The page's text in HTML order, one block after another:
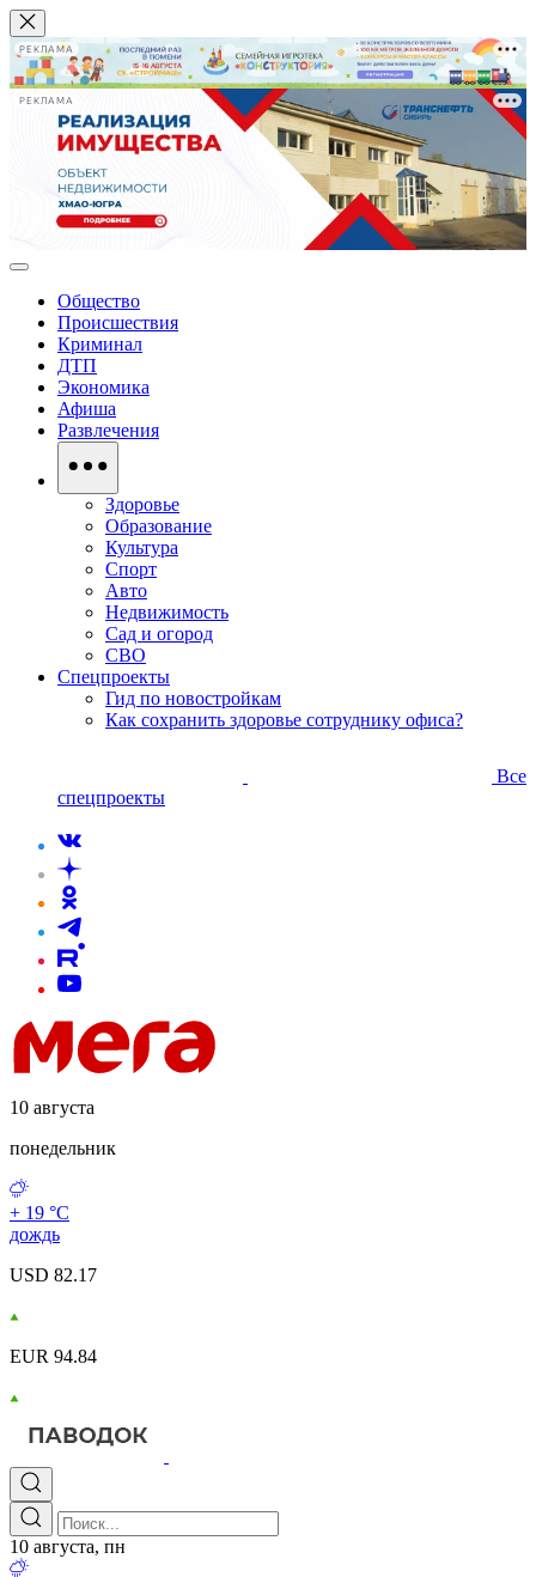
РЕКЛАМА
РЕКЛАМА
Общество
Происшествия
Криминал
ДТП
Экономика
Афиша
Развлечения
Здоровье
Образование
Культура
Спорт
Авто
Недвижимость
Сад и огород
СВО
Спецпроекты
Гид по новостройкам
Как сохранить здоровье сотруднику офиса?
Все
спецпроекты
10 августа
понедельник
+ 19 °С
дождь
USD 82.17
EUR 94.84
10 августа, пн